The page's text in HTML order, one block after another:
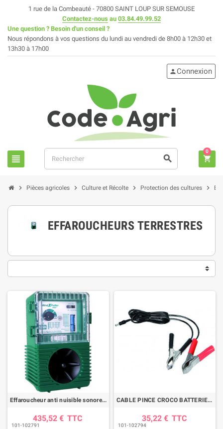
1 rue de la Combeauté - 70800 SAINT LOUP SUR SEMOUSE
Contactez-nous au 03.84.49.99.52
Une question ? Besoin d'un conseil ?
Nous répondons à vos questions du lundi au vendredi de 8h00 à 12h30 et
13h30 à 17h00
view_headline search
person Connexion
shopping_cart
0
chevron_right Pièces agricoles chevron_right Culture et Récolte chevron_right Protection des cultures chevron_right
EFFAROUCHEURS TERRESTRES
Effaroucheur anti nuisible sonore électronique
435,52 € TTC
101-102791
CABLE PINCE CROCO BATTERIE POUR EFFAROUCHEUR
35,22 € TTC
101-102794